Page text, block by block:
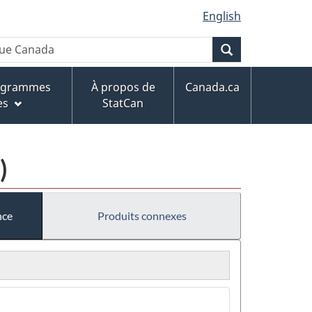
English
À propos de
StatCan
Canada.ca
Produits connexes